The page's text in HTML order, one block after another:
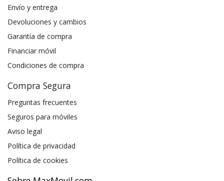
Envío y entrega
Devoluciones y cambios
Garantía de compra
Financiar móvil
Condiciones de compra
Compra Segura
Preguntas frecuentes
Seguros para móviles
Aviso legal
Política de privacidad
Política de cookies